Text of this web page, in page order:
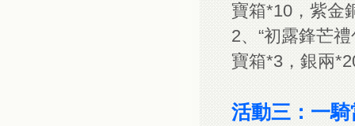
寶箱*10，紫金
2、“初露鋒芒
寶箱*3，銀兩
活動三：一